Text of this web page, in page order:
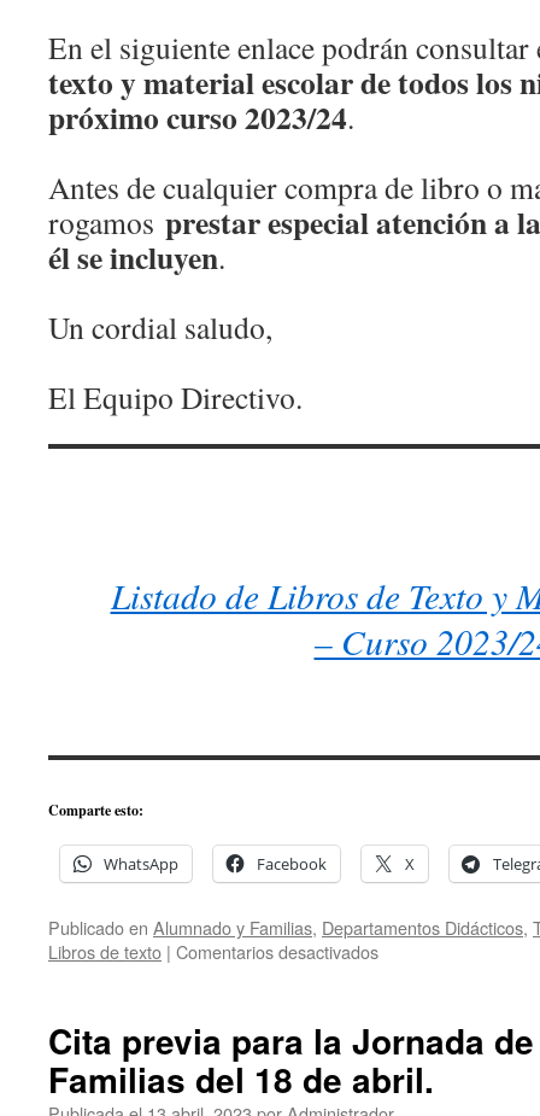
En el siguiente enlace podrán
texto y material escolar de todos los
próximo curso 2023/24.
Antes de cualquier compra de libro o
rogamos prestar especial atención a
él se incluyen.
Un cordial saludo,
El Equipo Directivo.
Listado de Libros de Texto y
– Curso 2023/
Comparte esto:
WhatsApp Facebook X
Publicado en Alumnado y Familias, Departamentos Didácticos,
Libros de texto | Comentarios desactivadosen
de
Texto
y
Cita previa para la Jornada
Familias del 18 de abril.